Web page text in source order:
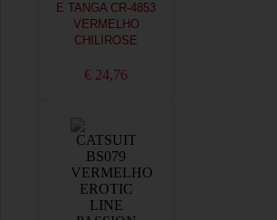
E TANGA CR-4853
VERMELHO
CHILIROSE
€ 24,76